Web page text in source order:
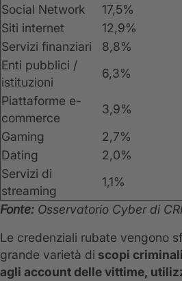
Social Network 17,5%
Siti internet
12,9%
Servizi finanziari
8,8%
Enti pubblici /
istituzioni
6,3%
Piattaforme e-
commerce
3,9%
Gaming
2,7%
Dating
2,0%
Servizi di
streaming
1,1%
Fonte: Osservatorio Cyber di
Le credenziali rubate vengono
grande varietà di scopi
agli account delle vittime,